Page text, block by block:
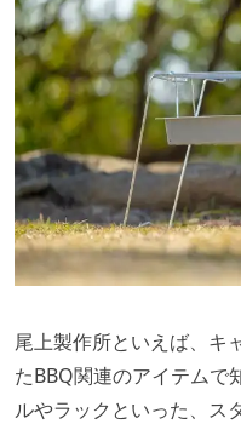
尾上製作所といえば、キ
たBBQ関連のアイテムで
ルやラックといった、ス